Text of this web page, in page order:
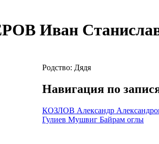
Иван
Родство: Дядя
Навигация по
КОЗЛОВ Александр
Гулиев Мушвиг Байрам оглы